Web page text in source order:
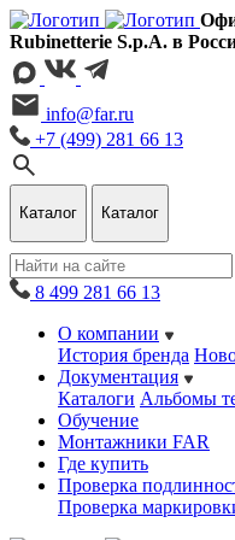
Rubinetterie S.p.A. в
info@far.ru
+7 (499) 281 66 13
Каталог Каталог
8 499 281 66 13
О компании
История бренда
Документация
Каталоги Альбомы
Обучение
Монтажники FAR
Где купить
Проверка
Проверка